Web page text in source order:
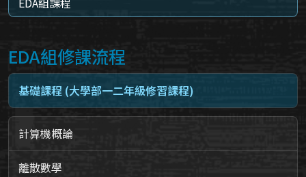
EDA組修課流程
基礎課程 (大學部一二年級修習課程)
計算機概論
離散數學